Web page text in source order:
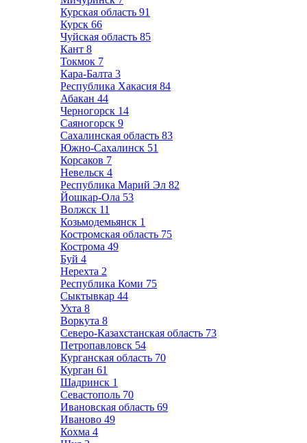
Курская область 91
Курск 66
Чуйская область 85
Кант 8
Токмок 7
Кара-Балта 3
Республика Хакасия 84
Абакан 44
Черногорск 14
Саяногорск 9
Сахалинская область 83
Южно-Сахалинск 51
Корсаков 7
Невельск 4
Республика Марий Эл 82
Йошкар-Ола 53
Волжск 11
Козьмодемьянск 1
Костромская область 75
Кострома 49
Буй 4
Нерехта 2
Республика Коми 75
Сыктывкар 44
Ухта 8
Воркута 8
Северо-Казахстанская область 73
Петропавловск 54
Курганская область 70
Курган 61
Шадринск 1
Севастополь 70
Ивановская область 69
Иваново 49
Кохма 4